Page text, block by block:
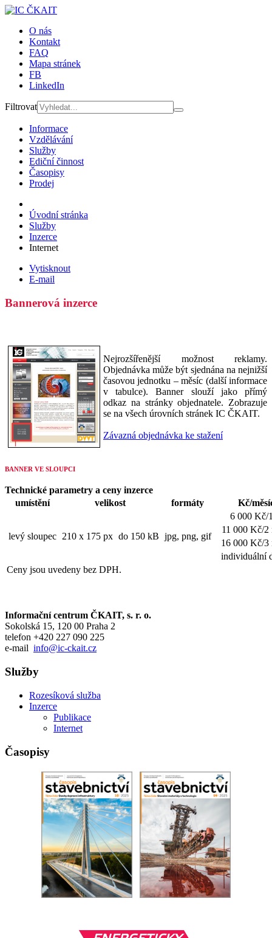
O nás
Kontakt
FAQ
Mapa stránek
FB
LinkedIn
Filtrovat
Informace
Vzdělávání
Služby
Ediční činnost
Časopisy
Prodej
Úvodní stránka
Služby
Inzerce
Internet
Vytisknout
E-mail
Bannerová inzerce
Nejrozšířenější možnost reklamy.
Objednávka může být sjednána na nejnižší
časovou jednotku – měsíc (další informace
v tabulce). Banner slouží jako přímý
odkaz na stránky objednatele. Zobrazuje
se na všech úrovních stránek IC ČKAIT.
Závazná objednávka ke stažení
BANNER VE SLOUPCI
Technické parametry a ceny inzerce
umístění
velikost formáty Kč/
levý sloupec 210 x 175 px do 150 kB jpg, png, gif
6 000 Kč/
11 000 Kč/2
16 000 Kč/3
individuální
Ceny jsou uvedeny bez DPH.
Informační centrum ČKAIT, s. r. o.
Sokolská 15, 120 00 Praha 2
telefon +420 227 090 225
e-mail info@ic-ckait.cz
Služby
Rozesíková služba
Inzerce
Publikace
Internet
Časopisy